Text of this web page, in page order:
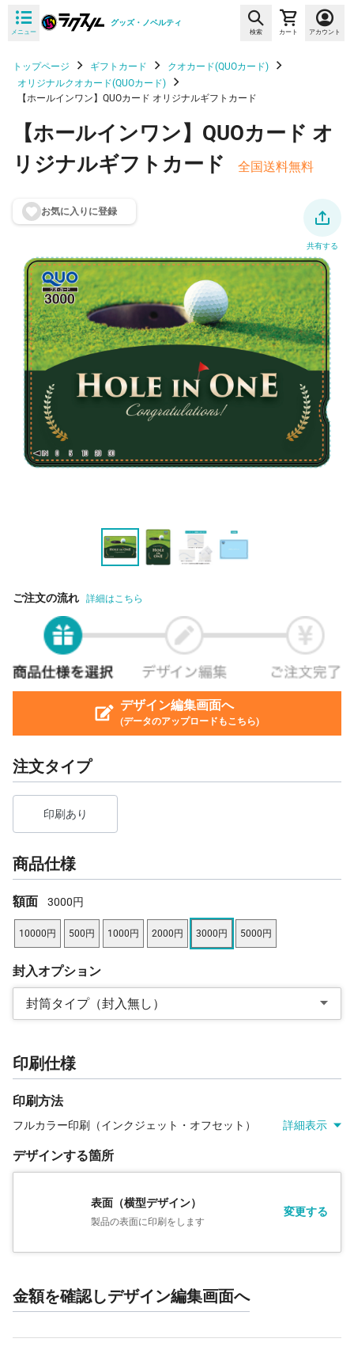
メニュー
グッズ・ノベルティ
検索 カート アカウント
トップページ ギフトカード
クオカード(QUOカード)
オリジナルクオカード(QUOカード)
【ホールインワン】QUOカード オリジナルギフトカード
【ホールインワン】QUOカード オ
リジナルギフトカード
全国送料無料
お気に入りに登録
共有する
ご注文の流れ 詳細はこちら
デザイン編集画面へ
(データのアップロードもこちら)
注文タイプ
印刷あり
商品仕様
額面 3000円
10000円 500円 1000円 2000円 3000円 5000円
封入オプション
封筒タイプ（封入無し）
印刷仕様
印刷方法
フルカラー印刷（インクジェット・オフセット） 詳細表示
デザインする箇所
表面（横型デザイン）
製品の表面に印刷をします
変更する
金額を確認しデザイン編集画面へ